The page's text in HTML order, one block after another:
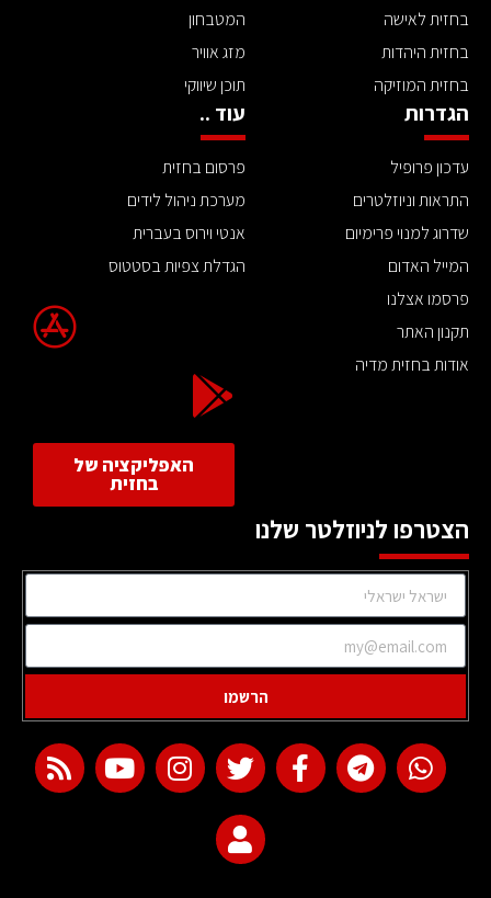
בחזית לאישה
בחזית היהדות
בחזית המוזיקה
המטבחון
מזג אוויר
תוכן שיווקי
הגדרות
עדכון פרופיל
התראות וניוזלטרים
שדרוג למנוי פרימיום
המייל האדום
פרסמו אצלנו
תקנון האתר
אודות בחזית מדיה
עוד ..
פרסום בחזית
מערכת ניהול לידים
אנטי וירוס בעברית
הגדלת צפיות בסטטוס
האפליקציה של
בחזית
הצטרפו לניוזלטר שלנו
הרשמו